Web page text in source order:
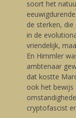
soort het
de sterken,
in de
vriendelijk,
En Himmler
ambtenaar
dat kostte
ook het bewijs
cryptofascist